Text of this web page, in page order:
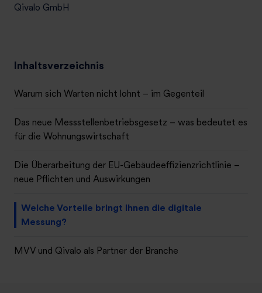
Qivalo GmbH
Inhaltsverzeichnis
Warum sich Warten nicht lohnt – im Gegenteil
Das neue Messstellenbetriebsgesetz – was bedeutet es
für die Wohnungswirtschaft
Die Überarbeitung der EU-Gebäudeeffizienzrichtlinie –
neue Pflichten und Auswirkungen
Welche Vorteile bringt Ihnen die digitale
Messung?
MVV und Qivalo als Partner der Branche